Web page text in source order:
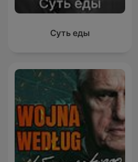
Суть еды